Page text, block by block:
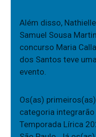
Além disso,
Samuel Sousa
concurso Maria
dos Santos teve
evento.
Os(as)
categoria
Temporada Lírica